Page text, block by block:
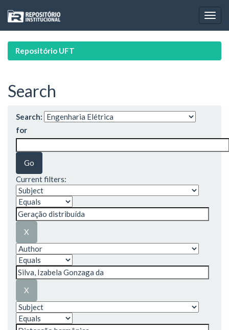
navigation
Repositório UFT
Search
Search:
for
Current filters: